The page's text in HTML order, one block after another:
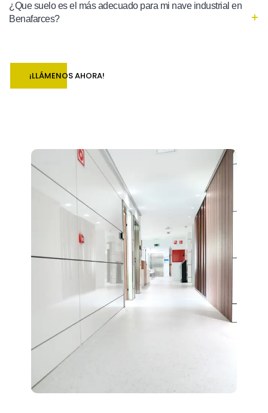
¿Que suelo es el más adecuado para mi nave industrial en
Benafarces?
¡LLÁMENOS AHORA!